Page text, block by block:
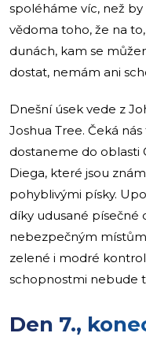
spoléháme víc, než by
vědoma toho, že na
dunách, kam se
dostat, nemám ani
Dnešní úsek vede z
Joshua Tree. Čeká
dostaneme do oblasti
Diega, které jsou
pohyblivými písky.
díky udusané písečné
nebezpečným
zelené i modré
schopnostmi nebude
Den 7.,